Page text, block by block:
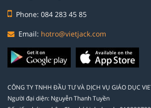
Phone: 084 283 45 85
Email: hotro@vietjack.com
CÔNG TY TNHH ĐẦU TƯ VÀ DỊCH VỤ GIÁO DỤC
Người đại diện: Nguyễn Thanh Tuyền